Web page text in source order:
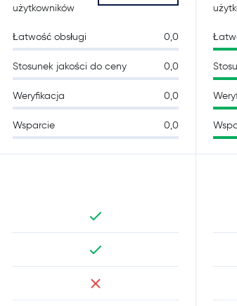
użytkowników
Łatwość obsługi 0,0
Stosunek jakości do ceny 0,0
Weryfikacja 0,0
Wsparcie 0,0